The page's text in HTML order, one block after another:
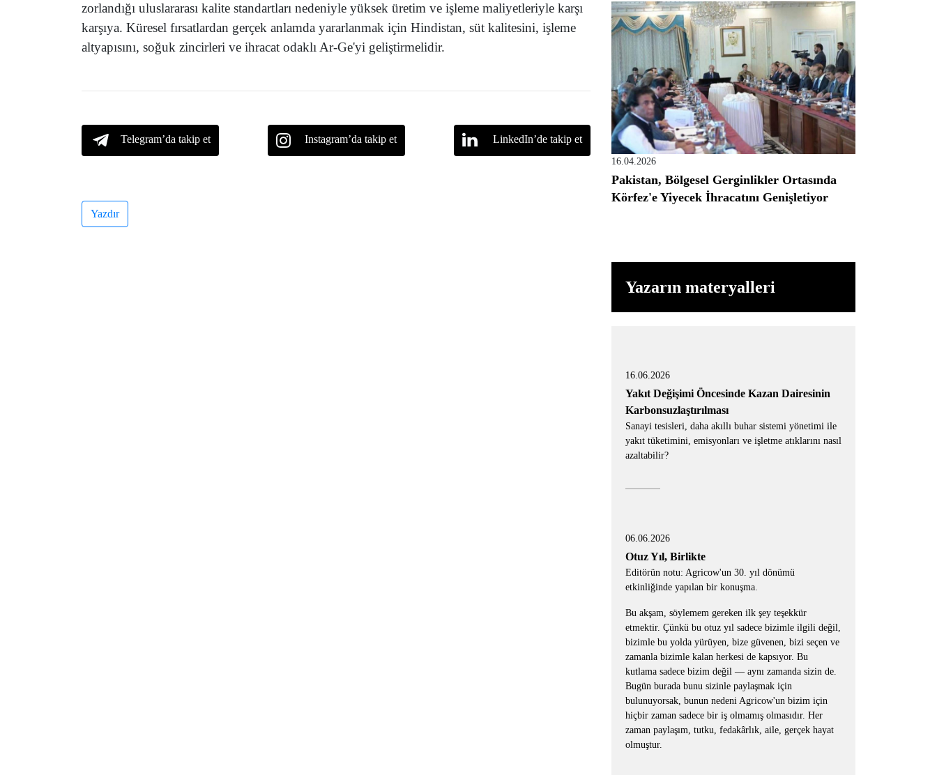
zorlandığı uluslararası kalite standartları nedeniyle yüksek üretim ve işleme maliyetleriyle karşı
karşıya. Küresel fırsatlardan gerçek anlamda yararlanmak için Hindistan, süt kalitesini, işleme
altyapısını, soğuk zincirleri ve ihracat odaklı Ar-Ge'yi geliştirmelidir.
Telegram’da takip et Instagram’da takip et LinkedIn’de takip et
Yazdır
16.04.2026
Pakistan, Bölgesel Gerginlikler Ortasında
Körfez'e Yiyecek İhracatını Genişletiyor
Yazarın materyalleri
16.06.2026
Yakıt Değişimi Öncesinde Kazan Dairesinin
Karbonsuzlaştırılması
Sanayi tesisleri, daha akıllı buhar sistemi yönetimi ile
yakıt tüketimini, emisyonları ve işletme atıklarını nasıl
azaltabilir?
06.06.2026
Otuz Yıl, Birlikte
Editörün notu: Agricow'un 30. yıl dönümü
etkinliğinde yapılan bir konuşma.
Bu akşam, söylemem gereken ilk şey teşekkür
etmektir. Çünkü bu otuz yıl sadece bizimle ilgili değil,
bizimle bu yolda yürüyen, bize güvenen, bizi seçen ve
zamanla bizimle kalan herkesi de kapsıyor. Bu
kutlama sadece bizim değil — aynı zamanda sizin de.
Bugün burada bunu sizinle paylaşmak için
bulunuyorsak, bunun nedeni Agricow'un bizim için
hiçbir zaman sadece bir iş olmamış olmasıdır. Her
zaman paylaşım, tutku, fedakârlık, aile, gerçek hayat
olmuştur.